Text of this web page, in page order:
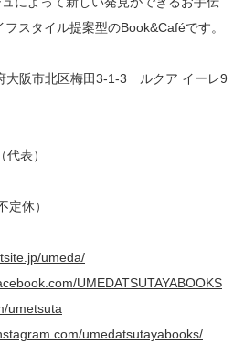
フスタイル提案型のBook&Caféです。
阪市北区梅田3-1-3 ルクア イーレ9
（代表）
定休）
umeda/
UMEDATSUTAYABOOKS
umetsuta
umedatsutayabooks/